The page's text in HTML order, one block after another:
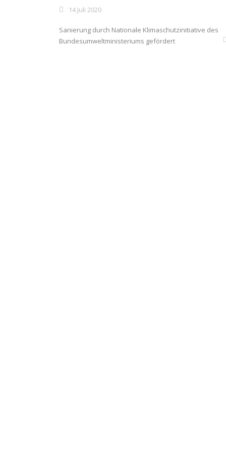
14 Juli 2020
Sanierung durch Nationale Klimaschutzinitiative des
Bundesumweltministeriums gefördert